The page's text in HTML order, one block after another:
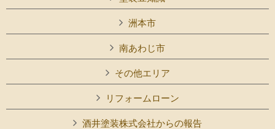
洲本市
南あわじ市
その他エリア
リフォームローン
酒井塗装株式会社からの報告